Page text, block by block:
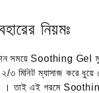
নিয়মঃ
সময়ে Soothing Gel মুখে
২/৩ মিনিট ম্যাসাজ করে
তাই এই গরমে